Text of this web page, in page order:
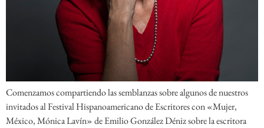
Comenzamos compartiendo las semblanzas sobre algunos de nuestros
invitados al Festival Hispanoamericano de Escritores con «Mujer,
México, Mónica Lavín» de Emilio González Déniz sobre la escritora